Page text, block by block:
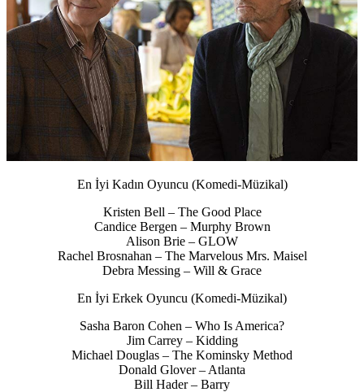
En İyi Kadın Oyuncu (Komedi-Müzikal)
Kristen Bell – The Good Place
Candice Bergen – Murphy Brown
Alison Brie – GLOW
Rachel Brosnahan – The Marvelous Mrs. Maisel
Debra Messing – Will & Grace
En İyi Erkek Oyuncu (Komedi-Müzikal)
Sasha Baron Cohen – Who Is America?
Jim Carrey – Kidding
Michael Douglas – The Kominsky Method
Donald Glover – Atlanta
Bill Hader – Barry